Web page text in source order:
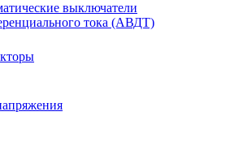
выключатели
тока (АВДТ)